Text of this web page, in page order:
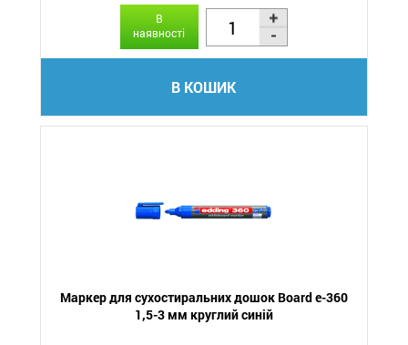
В
наявності
В КОШИК
Маркер для сухостиральних дошок Board e-360
1,5-3 мм круглий синій